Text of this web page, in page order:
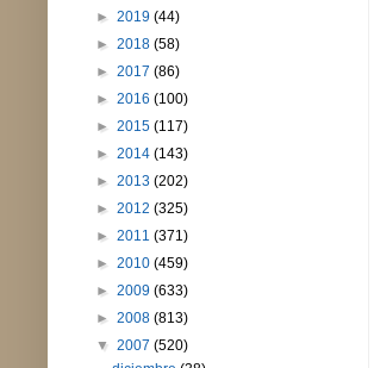
► 2019 (44)
► 2018 (58)
► 2017 (86)
► 2016 (100)
► 2015 (117)
► 2014 (143)
► 2013 (202)
► 2012 (325)
► 2011 (371)
► 2010 (459)
► 2009 (633)
► 2008 (813)
▼ 2007 (520)